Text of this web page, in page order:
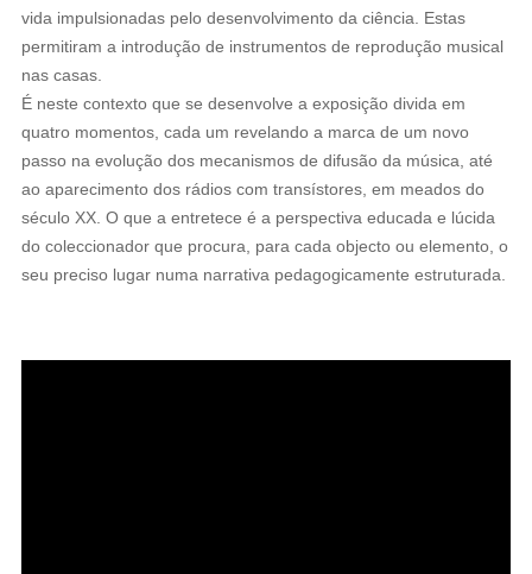
vida impulsionadas pelo desenvolvimento da ciência. Estas
permitiram a introdução de instrumentos de reprodução musical
nas casas.
É neste contexto que se desenvolve a exposição divida em
quatro momentos, cada um revelando a marca de um novo
passo na evolução dos mecanismos de difusão da música, até
ao aparecimento dos rádios com transístores, em meados do
século XX. O que a entretece é a perspectiva educada e lúcida
do coleccionador que procura, para cada objecto ou elemento, o
seu preciso lugar numa narrativa pedagogicamente estruturada.